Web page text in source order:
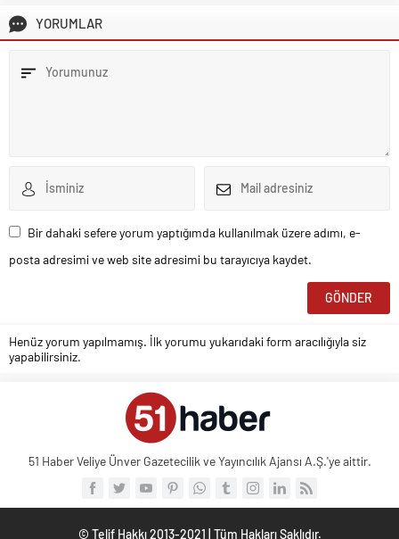
YORUMLAR
Bir dahaki sefere yorum yaptığımda kullanılmak üzere adımı, e-
posta adresimi ve web site adresimi bu tarayıcıya kaydet.
Henüz yorum yapılmamış. İlk yorumu yukarıdaki form aracılığıyla siz
yapabilirsiniz.
51 Haber Veliye Ünver Gazetecilik ve Yayıncılık Ajansı A.Ş.'ye aittir.
© Telif Hakkı 2013-2021 | Tüm Hakları Saklıdır.